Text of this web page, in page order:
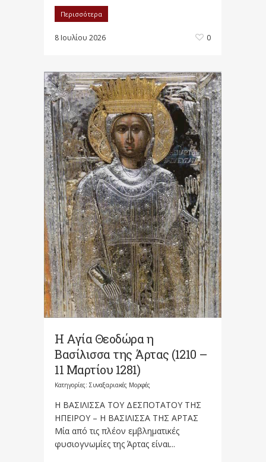
Περισσότερα
8 Ιουλίου 2026 0
Η Αγία Θεοδώρα η
Βασίλισσα της Άρτας (1210 –
11 Μαρτίου 1281)
Κατηγορίες: Συναξαριακές Μορφές
Η ΒΑΣΙΛΙΣΣΑ ΤΟΥ ΔΕΣΠΟΤΑΤΟΥ ΤΗΣ
ΗΠΕΙΡΟΥ – Η ΒΑΣΙΛΙΣΣΑ ΤΗΣ ΑΡΤΑΣ
Μία από τις πλέον εμβληματικές
φυσιογνωμίες της Άρτας είναι...